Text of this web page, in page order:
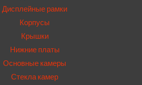
Дисплейные рамки
Корпусы
Крышки
Нижние платы
Основные камеры
Стекла камер